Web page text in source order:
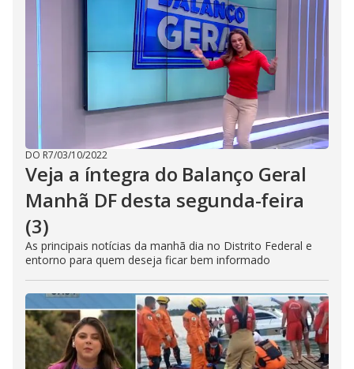
DO R7/03/10/2022
Veja a íntegra do Balanço Geral
Manhã DF desta segunda-feira
(3)
As principais notícias da manhã dia no Distrito Federal e
entorno para quem deseja ficar bem informado